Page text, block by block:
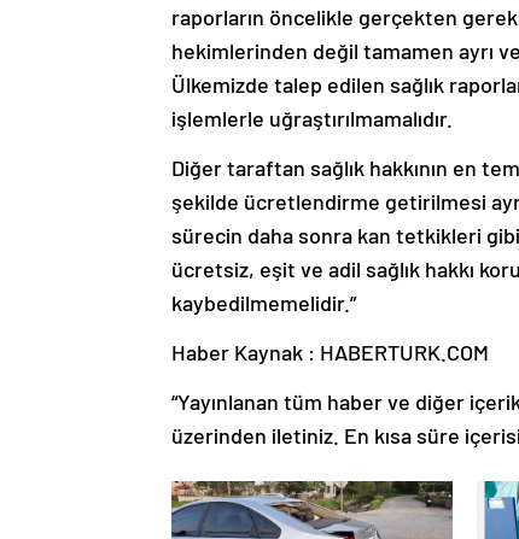
raporların öncelikle gerçekten
hekimlerinden değil tamamen ayrı
Ülkemizde talep edilen sağlık
işlemlerle uğraştırılmamalıdır.
Diğer taraftan sağlık hakkının en
şekilde ücretlendirme getirilmesi
sürecin daha sonra kan tetkikleri
ücretsiz, eşit ve adil sağlık hakkı
kaybedilmemelidir.”
Haber Kaynak : HABERTURK.COM
“Yayınlanan tüm haber ve diğer
üzerinden iletiniz. En kısa süre